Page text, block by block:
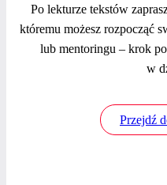
Po lekturze tekstów
któremu możesz rozpocząć
lub mentoringu – krok
w
Przejdź